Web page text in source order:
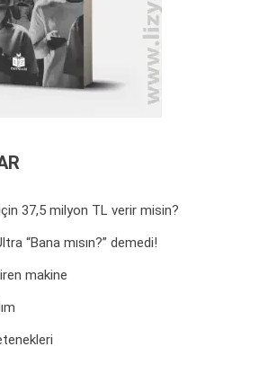
37,5 milyon TL verir misin?
“Bana mısın?” demedi!
makine